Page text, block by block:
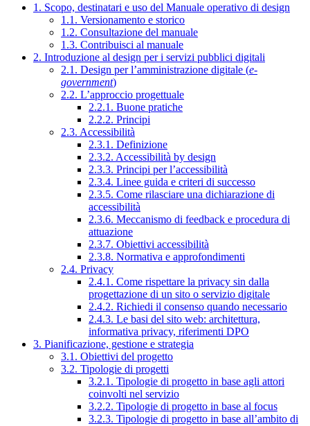
1. Scopo, destinatari e uso del Manuale operativo di design
1.1. Versionamento e storico
1.2. Consultazione del manuale
1.3. Contribuisci al manuale
2. Introduzione al design per i servizi pubblici digitali
2.1. Design per l’amministrazione digitale (e-
government)
2.2. L’approccio progettuale
2.2.1. Buone pratiche
2.2.2. Principi
2.3. Accessibilità
2.3.1. Definizione
2.3.2. Accessibilità by design
2.3.3. Principi per l’accessibilità
2.3.4. Linee guida e criteri di successo
2.3.5. Come rilasciare una dichiarazione di
accessibilità
2.3.6. Meccanismo di feedback e procedura di
attuazione
2.3.7. Obiettivi accessibilità
2.3.8. Normativa e approfondimenti
2.4. Privacy
2.4.1. Come rispettare la privacy sin dalla
progettazione di un sito o servizio digitale
2.4.2. Richiedi il consenso quando necessario
2.4.3. Le basi del sito web: architettura,
informativa privacy, riferimenti DPO
3. Pianificazione, gestione e strategia
3.1. Obiettivi del progetto
3.2. Tipologie di progetti
3.2.1. Tipologie di progetto in base agli attori
coinvolti nel servizio
3.2.2. Tipologie di progetto in base al focus
3.2.3. Tipologie di progetto in base all’ambito di